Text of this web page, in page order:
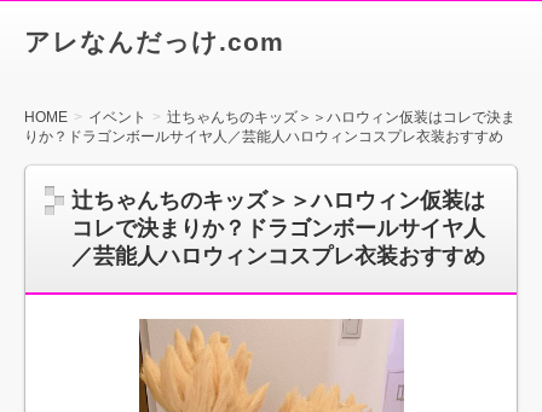
アレなんだっけ.com
HOME イベント
辻ちゃんちのキッズ＞＞ハロウィン仮装はコレで決ま
りか？ドラゴンボールサイヤ人／芸能人ハロウィンコスプレ衣装おすすめ
辻ちゃんちのキッズ＞＞ハロウィン仮装は
コレで決まりか？ドラゴンボールサイヤ人
／芸能人ハロウィンコスプレ衣装おすすめ